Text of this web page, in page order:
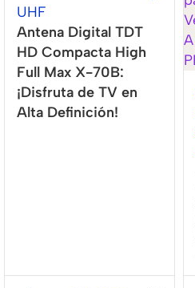
UHF
Antena Digital TDT
HD Compacta High
Full Max X-70B:
¡Disfruta de TV en
Alta Definición!